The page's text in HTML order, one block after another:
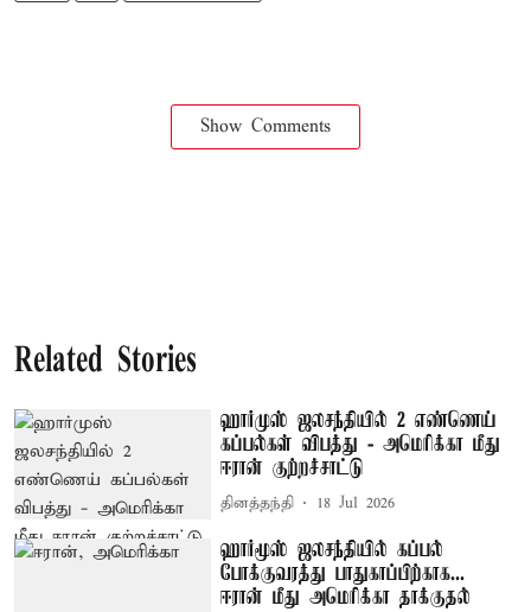
Show Comments
Related Stories
ஹார்முஸ் ஜலசந்தியில் 2 எண்ணெய்
கப்பல்கள் விபத்து - அமெரிக்கா மீது
ஈரான் குற்றச்சாட்டு
தினத்தந்தி 18 Jul 2026
ஹார்மூஸ் ஜலசந்தியில் கப்பல்
போக்குவரத்து பாதுகாப்பிற்காக...
ஈரான் மீது அமெரிக்கா தாக்குதல்